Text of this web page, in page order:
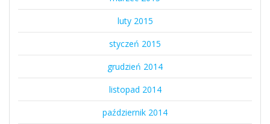
luty 2015
styczeń 2015
grudzień 2014
listopad 2014
październik 2014